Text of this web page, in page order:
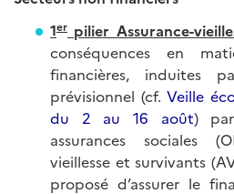
1er pilier Assurance-
conséquences en
financières, induites
prévisionnel (cf.Veille
du 2 au 16 août)
assurances sociales
vieillesse et survivants
proposé d’assurer le